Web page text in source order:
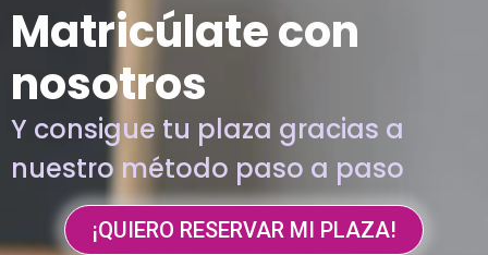
Matricúlate con
nosotros
Y consigue tu plaza gracias a
nuestro método paso a paso
¡QUIERO RESERVAR MI PLAZA!